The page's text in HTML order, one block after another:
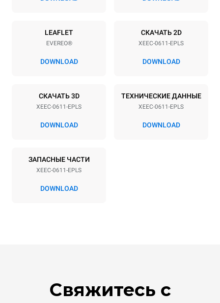
Напряжение Příkon
Частота Тип вилки
LEAFLET
EVEREO®
DOWNLOAD
СКАЧАТЬ 2D
XEEC-0611-EPLS
DOWNLOAD
СКАЧАТЬ 3D
XEEC-0611-EPLS
DOWNLOAD
ТЕХНИЧЕСКИЕ ДАННЫЕ
XEEC-0611-EPLS
DOWNLOAD
ЗАПАСНЫЕ ЧАСТИ
XEEC-0611-EPLS
DOWNLOAD
Свяжитесь с